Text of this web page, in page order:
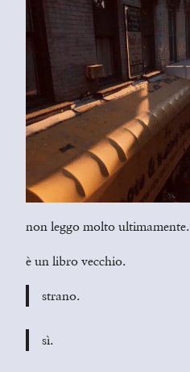
non leggo molto ultimamente.
è un libro vecchio.
strano.
sì.